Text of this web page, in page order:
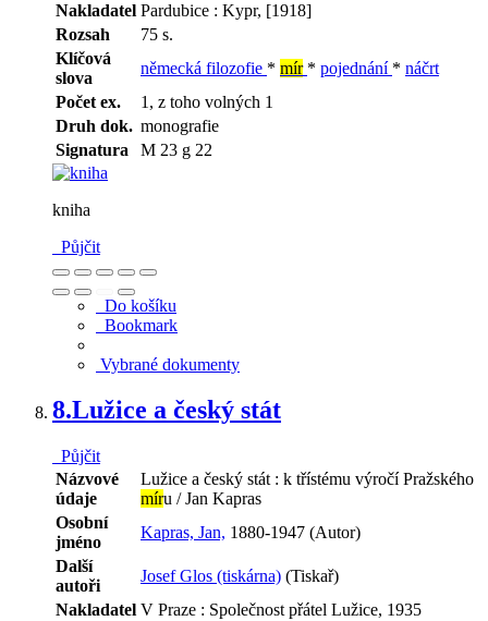
Nakladatel Pardubice : Kypr, [1918]
Rozsah
75 s.
Klíčová
slova
německá filozofie * mír * pojednání * náčrt
Počet ex.
1, z toho volných 1
Druh dok. monografie
Signatura
M 23 g 22
kniha
Půjčit
Do košíku
Bookmark
Vybrané dokumenty
8.Lužice a český stát
Půjčit
Názvové
údaje
Lužice a český stát : k třístému výročí Pražského
míru / Jan Kapras
Osobní
jméno
Kapras, Jan, 1880-1947 (Autor)
Další
autoři
Josef Glos (tiskárna) (Tiskař)
Nakladatel V Praze : Společnost přátel Lužice, 1935